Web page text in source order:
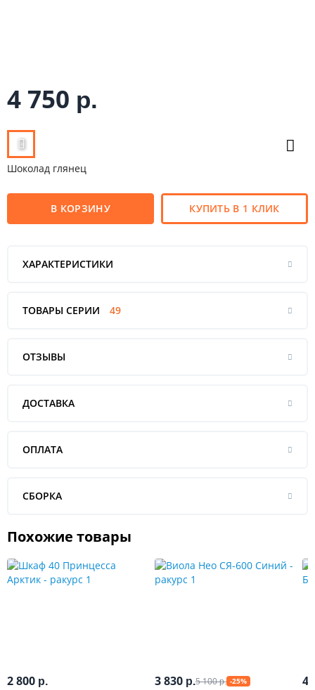
4 750 р.
Шоколад глянец
В КОРЗИНУ КУПИТЬ В 1 КЛИК
ХАРАКТЕРИСТИКИ
ТОВАРЫ СЕРИИ 49
ОТЗЫВЫ
ДОСТАВКА
ОПЛАТА
СБОРКА
Похожие товары
2 800 р. 3 830 р.5 100р. -25% 4